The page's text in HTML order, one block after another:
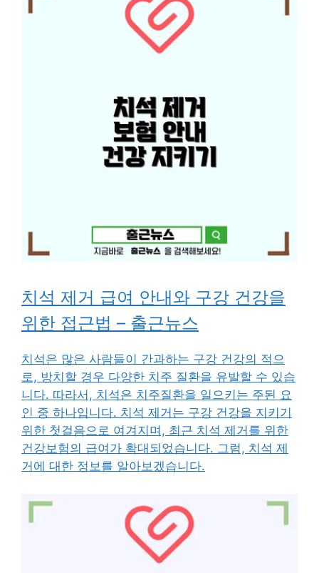
치석 제거 급여 안내와 구강 건강을
위한 접근법 – 출근뉴스
치석은 많은 사람들이 간과하는 구강 건강의 적으
로, 방치할 경우 다양한 치주 질환을 유발할 수 있습
니다. 따라서, 치석은 치주질환을 일으키는 주된 요
인 중 하나입니다. 치석 제거는 구강 건강을 지키기
위한 첫걸음으로 여겨지며, 최근 치석 제거를 위한
건강보험의 급여가 확대되었습니다. 그럼, 치석 제
거에 대한 정보를 알아보겠습니다.